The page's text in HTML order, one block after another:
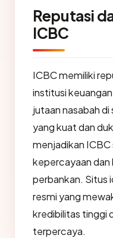
Reputasi
ICBC
ICBC memiliki
institusi
jutaan nasabah di
yang kuat dan
menjadikan
kepercayaan
perbankan. Situs
resmi yang
kredibilitas tinggi
terpercaya.